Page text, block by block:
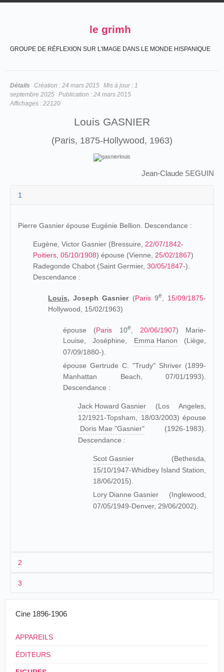
le grimh
GROUPE DE RÉFLEXION SUR L'IMAGE DANS LE MONDE HISPANIQUE
Détails Création : 24 mars 2015 Mis à jour : 1
septembre 2025 Publication : 24 mars 2015
Affichages : 22120
Louis GASNIER
(Paris, 1875-Hollywood, 1963)
Jean-Claude SEGUIN
1
Pierre Gasnier épouse Eugénie Bellion. Descendance :
Eugène, Victor Gasnier (Bressuire, 22/07/1842-
Poitiers 05/10/1908) épouse (Vienne, 25/02/1867)
Radegonde Chabot (Saint Germier, 30/05/1847-).
Descendance :
Louis, Joseph Gasnier(Paris9e 15/09/1875-
Hollywood, 15/02/1963)
épouse (Paris 10e 20/06/1907) Marie-
Louise, Joséphine, Emma Hanon (Liège,
07/09/1880-).
épouse Gertrude C. "Trudy" Shriver (1899-
Manhattan Beach, 07/01/1993).
Descendance :
Jack Howard Gasnier (Los Angeles,
12/1921-Topsham, 18/03/2003) épouse
Doris Mae "Gasnier" (1926-1983).
Descendance :
Scot Gasnier (Bethesda,
15/10/1947-Whidbey Island Station,
18/06/2015).
Lory Dianne Gasnier (Inglewood,
07/05/1949-Denver, 29/06/2002).
2
Fils d'un tailleur, Louis Gasnier fait parler de lui à l'occasion
12 janvier: "PARIS LA NUIT.-Trois jeunes
gens, MM. Henri Meyer, imprimeur ; Jules
Banquier, artiste peintre, et Lucien Hurel, ont été
3
1903
Un coup d'oeil à chaque étage
Cine 1896-1906
APPAREILS
ÉDITEURS